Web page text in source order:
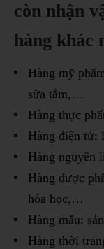
còn nhận
hàng khác
Hàng mỹ
sữa tắm,…
Hàng thực
Hàng điện
Hàng nguyên
Hàng dược
hóa học,…
Hàng mẫu:
Hàng thời